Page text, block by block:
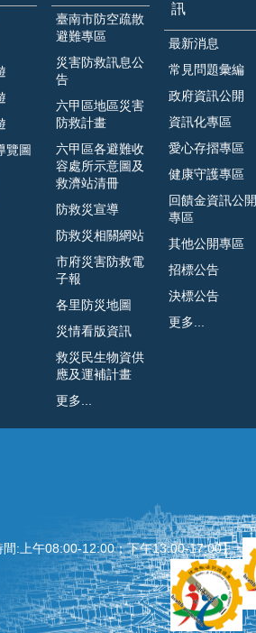
覽圖
臺南市防空疏散
避難專區
災害防救訊息公
告
六甲區地區災害
防救計畫
六甲區各避難收
容處所示意圖及
救濟站清冊
防救災宣導
防救災相關網站
市府災害防救電
子報
各里防災地圖
災情看版資訊
救災民生物資供
應及運補計畫
更多...
訊
最新消息
常見問題彙編
政府資訊公開
資訊化專區
愛心存摺專區
健康守護專區
回饋金資訊公開
專區
其他公開專區
招標公告
決標公告
更多...
:上午08:00‐12:00；下午13:00‐17:00】